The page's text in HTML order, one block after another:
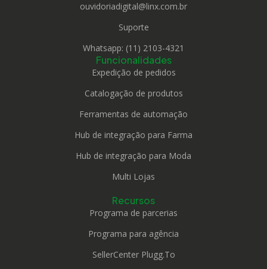
ouvidoriadigital@linx.com.br
Suporte
Whatsapp: (11) 2103-4321
Funcionalidades
Expedição de pedidos
Catalogação de produtos
Ferramentas de automação
Hub de integração para Farma
Hub de integração para Moda
Multi Lojas
Recursos
Programa de parcerias
Programa para agência
SellerCenter Plugg.To